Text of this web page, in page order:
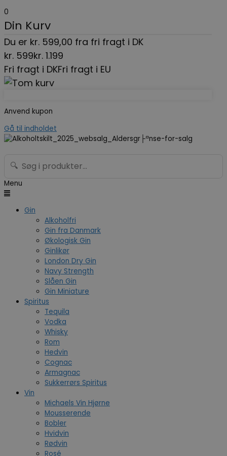
0
Din Kurv
Du er kr. 599,00 fra fri fragt i DK
kr. 599kr. 1.199
Fri fragt i DKFri fragt i EU
Anvend kupon
Gå til indholdet
🔍
Menu
Gin
Alkoholfri
Gin fra Danmark
Økologisk Gin
Ginlikør
London Dry Gin
Navy Strength
Slåen Gin
Gin Miniature
Spiritus
Tequila
Vodka
Whisky
Rom
Hedvin
Cognac
Armagnac
Sukkerrørs Spiritus
Vin
Michaels Vin Hjørne
Mousserende
Bobler
Hvidvin
Rødvin
Rosé